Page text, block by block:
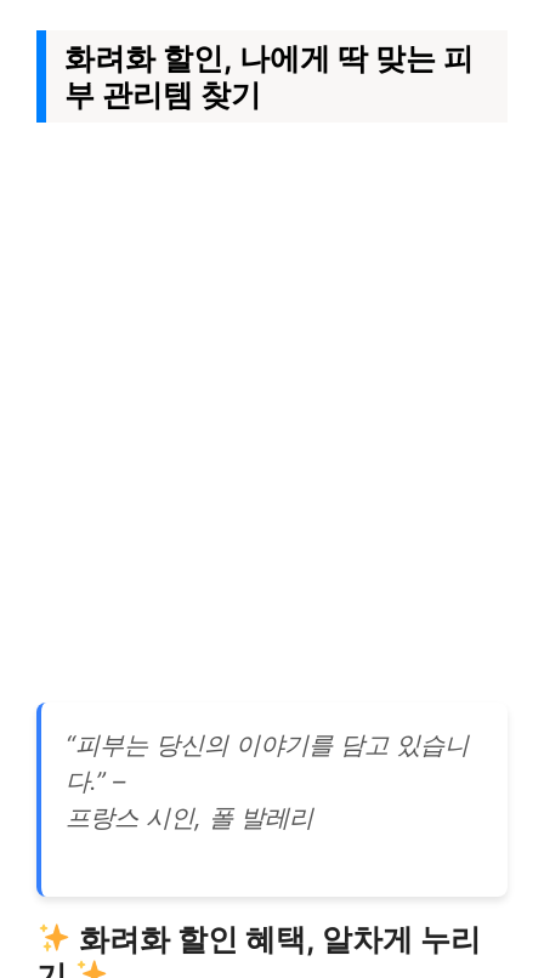
화려화 할인, 나에게 딱 맞는 피
부 관리템 찾기
“피부는 당신의 이야기를 담고 있습니
다.” –
프랑스 시인, 폴 발레리
화려화 할인 혜택, 알차게 누리